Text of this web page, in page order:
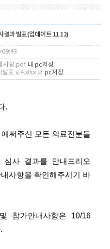
결과 발표(업데이트 11.12)
사항.pdf 내 pc저장
발표 v.4.xlsx 내 pc저장
.
써주신 모든 의료진분들
사 결과를 안내드리오
사항을 확인해주시기 바
참가안내사항은 10/16